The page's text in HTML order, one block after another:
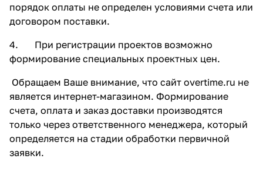
порядок оплаты не определен условиями счета или
договором поставки.
4. При регистрации проектов возможно
формирование специальных проектных цен.
Обращаем Ваше внимание, что сайт overtime.ru не
является интернет-магазином. Формирование
счета, оплата и заказ доставки производятся
только через ответственного менеджера, который
определяется на стадии обработки первичной
заявки.